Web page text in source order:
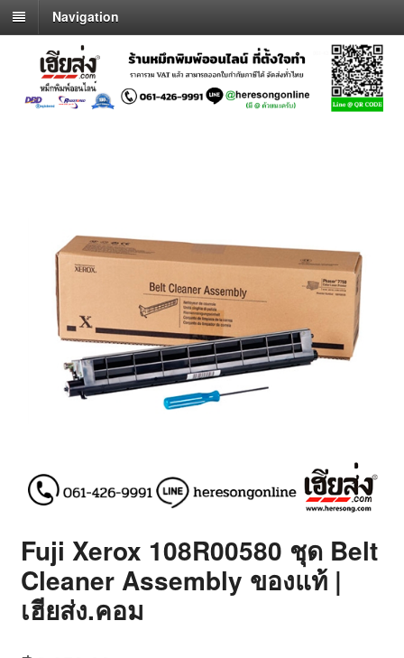
Navigation
Fuji Xerox 108R00580 ชุด Belt
Cleaner Assembly ของแท้ |
เฮียส่ง.คอม